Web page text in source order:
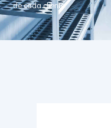
de cada cliente.